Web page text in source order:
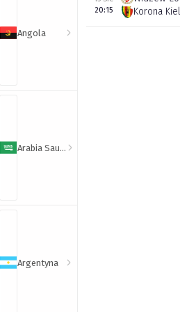
Angola
Arabia Saudyjska
Argentyna
20:15
Korona